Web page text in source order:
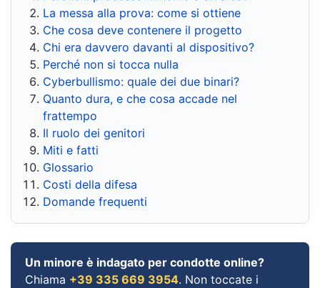
La messa alla prova: come si ottiene
Che cosa deve contenere il progetto
Chi era davvero davanti al dispositivo?
Perché non si tocca nulla
Cyberbullismo: quale dei due binari?
Quanto dura, e che cosa accade nel
frattempo
Il ruolo dei genitori
Miti e fatti
Glossario
Costi della difesa
Domande frequenti
Un minore è indagato per condotte online?
Chiama +39 335 669 3954. Non toccate i